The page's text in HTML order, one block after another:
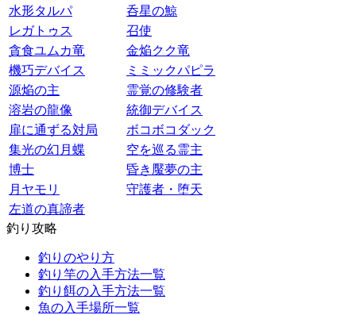
水形タルパ
呑星の鯨
レガトゥス
召使
貪食ユムカ竜
金焔クク竜
機巧デバイス
ミミックパピラ
源焔の主
霊覚の修験者
溶岩の龍像
統御デバイス
扉に通ずる対局
ボコボコダック
集光の幻月蝶
空を巡る霊主
博士
昏き魘夢の主
月ヤモリ
守護者・堕天
左道の真諦者
釣り攻略
釣りのやり方
釣り竿の入手方法一覧
釣り餌の入手方法一覧
魚の入手場所一覧